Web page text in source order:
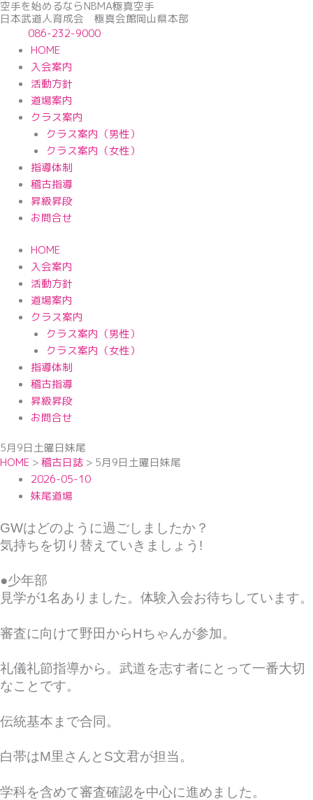
内
容
空手を始めるならNBМA極真空手
日本武道人育成会 極真会館岡山県本部
086-232-9000
HOME
入会案内
活動方針
道場案内
クラス案内
クラス案内（男性）
クラス案内（女性）
指導体制
稽古指導
昇級昇段
お問合せ
HOME
入会案内
活動方針
道場案内
クラス案内
クラス案内（男性）
クラス案内（女性）
指導体制
稽古指導
昇級昇段
お問合せ
5月9日土曜日妹尾
HOME >稽古日誌 > 5月9日土曜日妹尾
2026-05-10
妹尾道場
GWはどのように過ごしましたか？
気持ちを切り替えていきましょう!
●少年部
見学が1名ありました。体験入会お待ちしています。
審査に向けて野田からHちゃんが参加。
礼儀礼節指導から。武道を志す者にとって一番大切
なことです。
伝統基本まで合同。
白帯はM里さんとS文君が担当。
学科を含めて審査確認を中心に進めました。